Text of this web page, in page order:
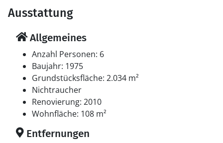
Die Schlafplätze verteilen sich auf 3 Schlafräume. 6
Schlafplätze in Doppelbetten. Ferner steht ein
Kinderbett zur Verfügung.
Multimedien
In der Ferienunterkunft gibt es einen Fernseher. Radio.
Mindestens 4 dänische Fernsehsender. 1-3
schwedische Fernsehsender. 1-3 norwegische
Fernsehsender. Mindestens 4 deutsche
Fernsehsender. Es steht kabellose Internetverbindung
zur Verfügung.
Ausstattung
Allgemeines
Anzahl Personen: 6
Baujahr: 1975
Grundstücksfläche: 2.034 m²
Nichtraucher
Renovierung: 2010
Wohnfläche: 108 m²
Entfernungen